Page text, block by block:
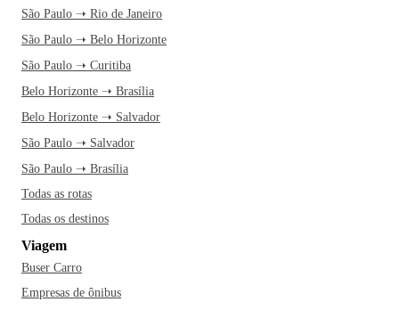
São Paulo ➝ Rio de Janeiro
São Paulo ➝ Belo Horizonte
São Paulo ➝ Curitiba
Belo Horizonte ➝ Brasília
Belo Horizonte ➝ Salvador
São Paulo ➝ Salvador
São Paulo ➝ Brasília
Todas as rotas
Todas os destinos
Viagem
Buser Carro
Empresas de ônibus